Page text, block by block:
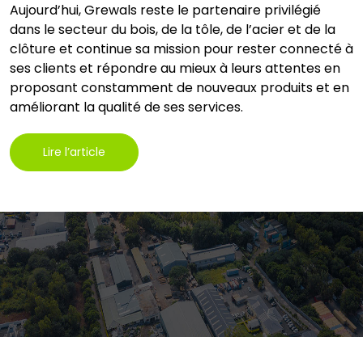
Aujourd’hui, Grewals reste le partenaire privilégié
dans le secteur du bois, de la tôle, de l’acier et de la
clôture et continue sa mission pour rester connecté à
ses clients et répondre au mieux à leurs attentes en
proposant constamment de nouveaux produits et en
améliorant la qualité de ses services.
Lire l’article